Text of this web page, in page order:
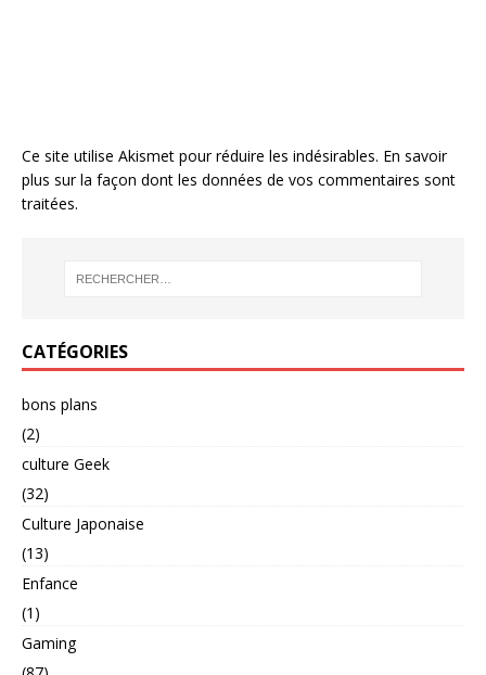
Ce site utilise Akismet pour réduire les indésirables. En savoir
plus sur la façon dont les données de vos commentaires sont
traitées.
CATÉGORIES
bons plans
(2)
culture Geek
(32)
Culture Japonaise
(13)
Enfance
(1)
Gaming